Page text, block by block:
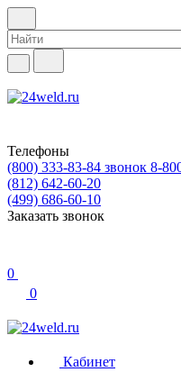
Телефоны
(800) 333-83-84 звонок 8-
(812) 642-60-20
(499) 686-60-10
Заказать звонок
0
0
Кабинет